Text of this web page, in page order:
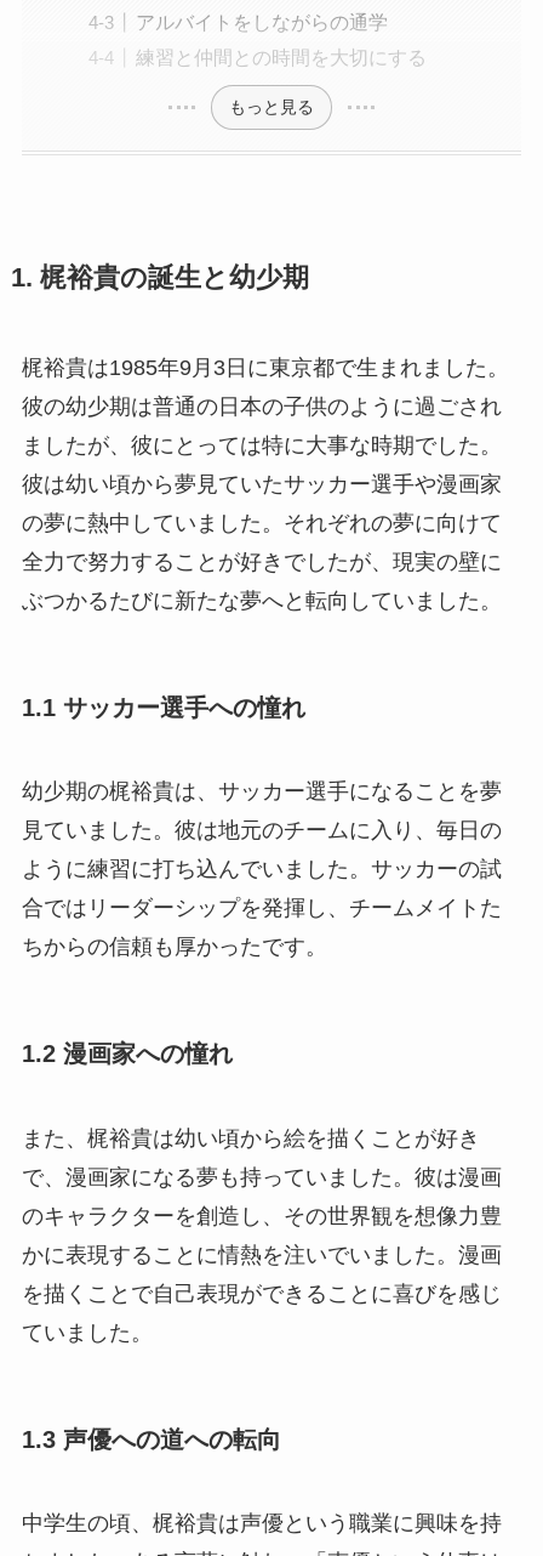
アルバイトをしながらの通学
練習と仲間との時間を大切にする
もっと見る
1. 梶裕貴の誕生と幼少期
梶裕貴は1985年9月3日に東京都で生まれました。
彼の幼少期は普通の日本の子供のように過ごされ
ましたが、彼にとっては特に大事な時期でした。
彼は幼い頃から夢見ていたサッカー選手や漫画家
の夢に熱中していました。それぞれの夢に向けて
全力で努力することが好きでしたが、現実の壁に
ぶつかるたびに新たな夢へと転向していました。
1.1 サッカー選手への憧れ
幼少期の梶裕貴は、サッカー選手になることを夢
見ていました。彼は地元のチームに入り、毎日の
ように練習に打ち込んでいました。サッカーの試
合ではリーダーシップを発揮し、チームメイトた
ちからの信頼も厚かったです。
1.2 漫画家への憧れ
また、梶裕貴は幼い頃から絵を描くことが好き
で、漫画家になる夢も持っていました。彼は漫画
のキャラクターを創造し、その世界観を想像力豊
かに表現することに情熱を注いでいました。漫画
を描くことで自己表現ができることに喜びを感じ
ていました。
1.3 声優への道への転向
中学生の頃、梶裕貴は声優という職業に興味を持